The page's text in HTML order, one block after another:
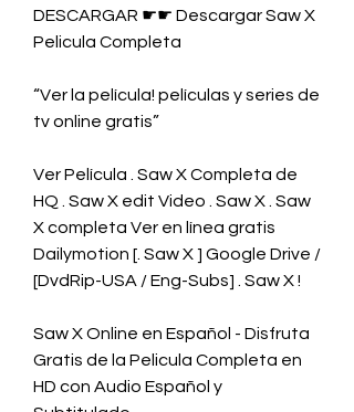
DESCARGAR ☛☛ Descargar Saw X
Pelicula Completa
“Ver la película! películas y series de
tv online gratis”
Ver Película . Saw X Completa de
HQ . Saw X edit Video . Saw X . Saw
X completa Ver en línea gratis
Dailymotion [. Saw X ] Google Drive /
[DvdRip-USA / Eng-Subs] . Saw X !
Saw X Online en Español - Disfruta
Gratis de la Pelicula Completa en
HD con Audio Español y